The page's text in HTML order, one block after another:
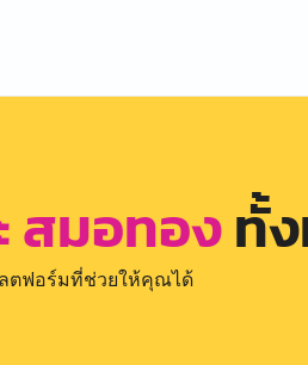
สมอทองทั้
ตฟอร์มที่ช่วยให้คุณได้